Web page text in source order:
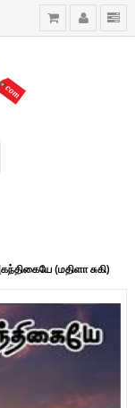
(மதிளா சுகி)